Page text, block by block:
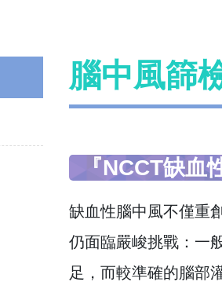
腦中風篩
『NCCT缺
缺血性腦中風不僅重
仍面臨嚴峻挑戰：一
足，而較準確的腦部